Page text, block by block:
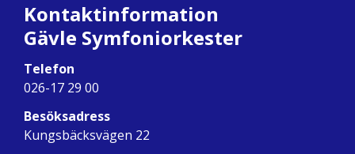
Kontaktinformation
Gävle Symfoniorkester
Telefon
026-17 29 00
Besöksadress
Kungsbäcksvägen 22